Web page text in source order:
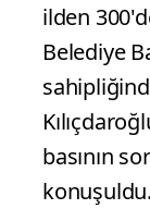
ilden
Belediye
basının
konuşuldu.